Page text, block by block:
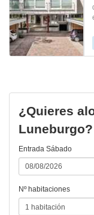
¿Quieres
Luneburgo?
Entrada Sábado
Nº habitaciones